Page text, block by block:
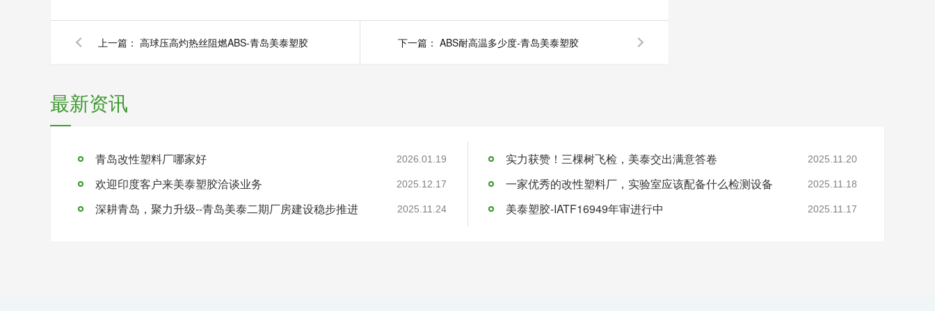
上一篇： 高球压高灼热丝阻燃ABS-青岛美泰塑胶 下一篇： ABS耐高温多少度-青岛美泰塑胶
最新资讯
青岛改性塑料厂哪家好 2026.01.19
欢迎印度客户来美泰塑胶洽谈业务 2025.12.17
深耕青岛，聚力升级--青岛美泰二期厂房建设稳步推进 2025.11.24
实力获赞！三棵树飞检，美泰交出满意答卷 2025.11.20
一家优秀的改性塑料厂，实验室应该配备什么检测设备 2025.11.18
美泰塑胶-IATF16949年审进行中 2025.11.17